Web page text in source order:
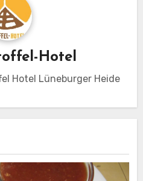
Hotel
Hotel Lüneburger Heide